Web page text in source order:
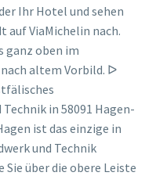
Ihr Hotel und sehen
auf ViaMichelin nach.
ganz oben im
altem Vorbild. ᐅ
in 58091 Hagen-
ist das einzige in
und Technik
über die obere Leiste